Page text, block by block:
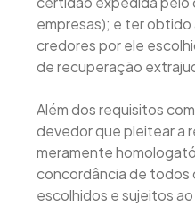
empresas); e ter obtido
credores por ele
de recuperação
Além dos requisitos
devedor que pleitear a
meramente
concordância de todos
escolhidos e sujeitos